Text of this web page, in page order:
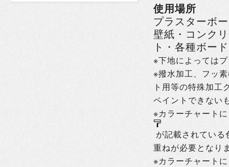
使用場所
プラスターボ
壁紙・コンク
ト・各種ボード
※下地によっては
※撥水加工、フッ
ト用等の特殊加工
ペイントできない
※カラーチャート
が記載されている
重ねが必要となり
※カラーチャート